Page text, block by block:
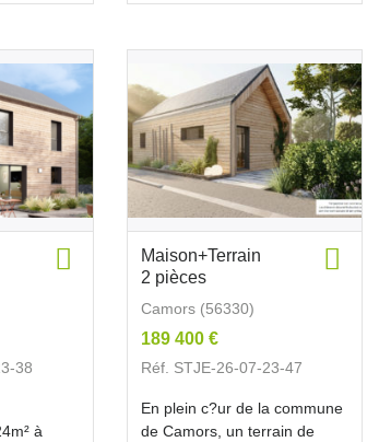
38
à
Maison+Terrain
2 pièces
Camors (56330)
189 400 €
Réf. STJE-26-07-23-47
En plein c?ur de la commune
de Camors, un terrain de